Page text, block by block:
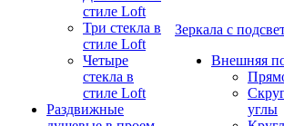
стиле Loft
Три стекла в
стиле Loft
Четыре
стекла в
стиле Loft
Раздвижные
Зеркала с
Внешняя
углы